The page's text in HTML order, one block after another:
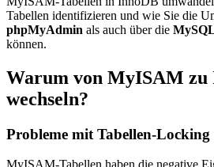
Tabellen identifizieren und wie Sie die
phpMyAdmin als auch über die
können.
Warum von MyISAM zu
wechseln?
Probleme mit Tabellen-